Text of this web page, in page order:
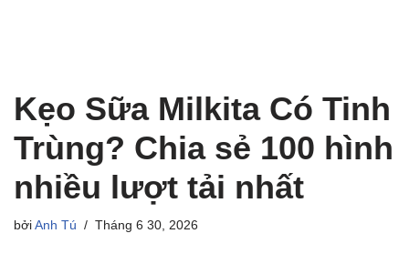
Kẹo Sữa Milkita Có Tinh
Trùng? Chia sẻ 100 hình
nhiều lượt tải nhất
bởi Anh Tú Tháng 6 30, 2026